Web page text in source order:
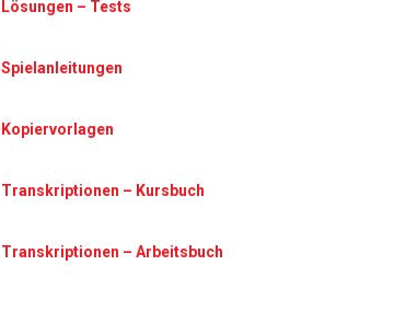
Lösungen – Tests
Spielanleitungen
Kopiervorlagen
Transkriptionen – Kursbuch
Transkriptionen – Arbeitsbuch